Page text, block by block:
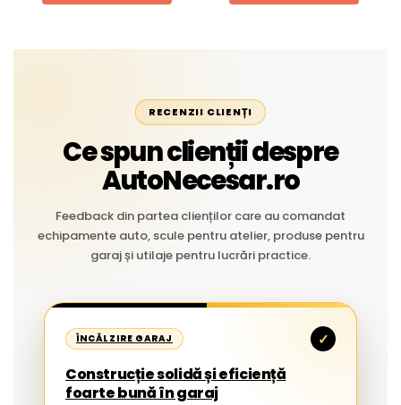
RECENZII CLIENȚI
Ce spun clienții despre
AutoNecesar.ro
Feedback din partea clienților care au comandat
echipamente auto, scule pentru atelier, produse pentru
garaj și utilaje pentru lucrări practice.
ÎNCĂLZIRE GARAJ ✓
Construcție solidă și eficiență
foarte bună în garaj